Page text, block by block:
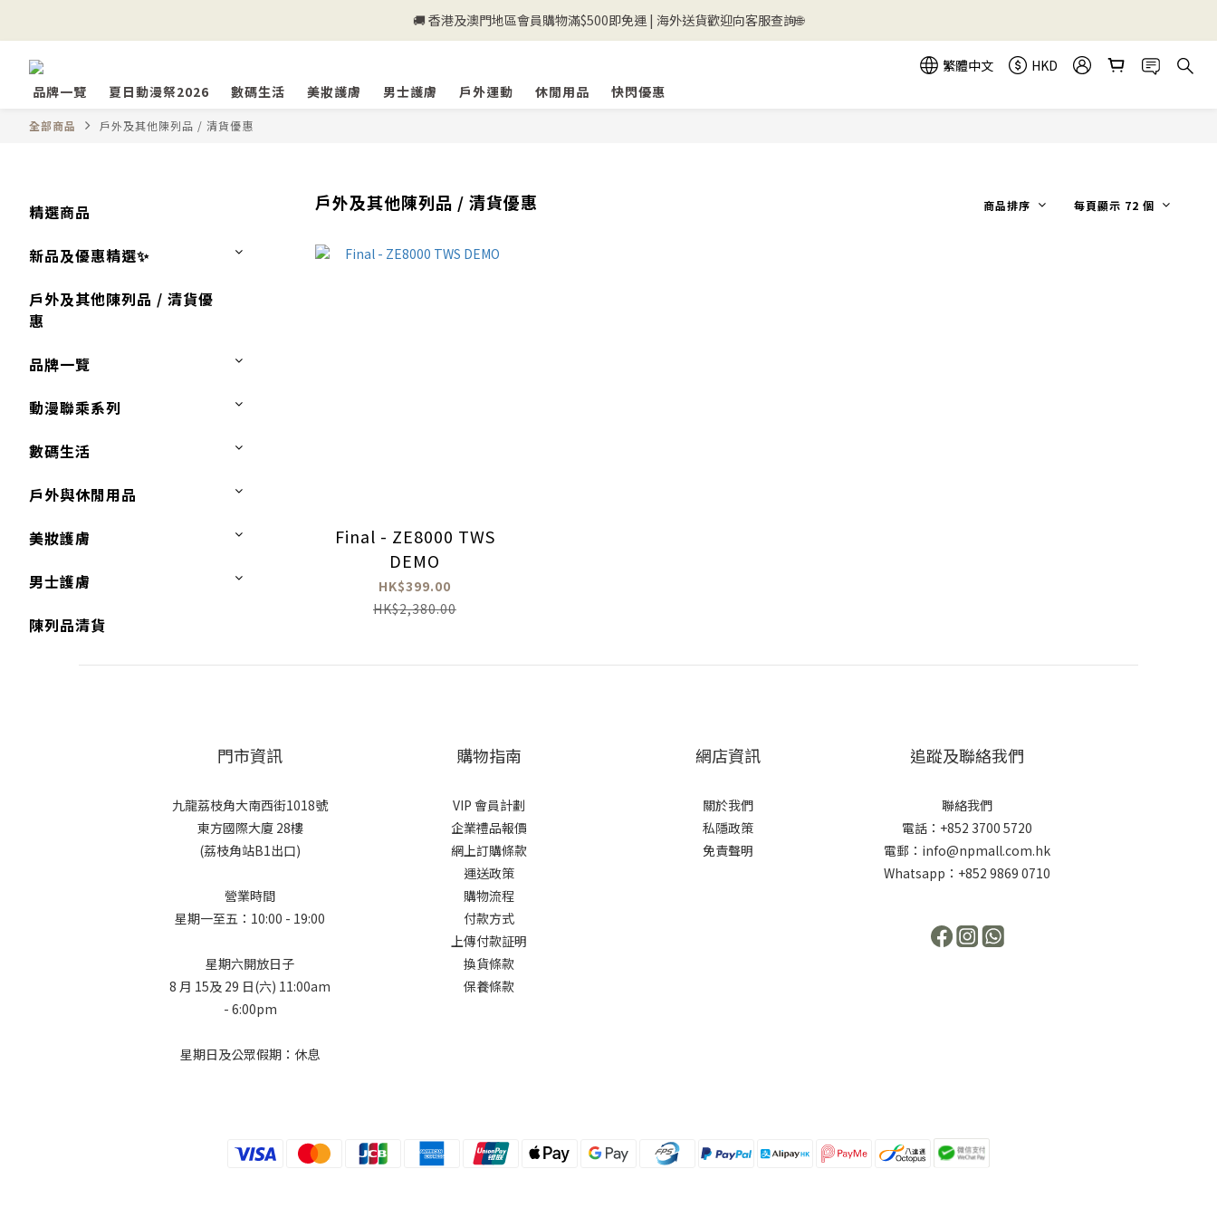
💰新登記會員即送50購物金💰
🚚 香港及澳門地區會員購物滿$500即免運 | 海外送貨歡迎向客服查詢🌐
繁體中文
HKD
品牌一覽
夏日動漫祭2026 數碼生活 美妝護膚 男士護膚 戶外運動 休閒用品 快閃優惠
全部商品 戶外及其他陳列品 / 清貨優惠
精選商品
新品及優惠精選✨
戶外及其他陳列品 / 清貨優
惠
品牌一覽
動漫聯乘系列
數碼生活
戶外與休閒用品
美妝護膚
男士護膚
陳列品清貨
戶外及其他陳列品 / 清貨優惠 商品排序 每頁顯示 72 個
Final - ZE8000 TWS
DEMO
HK$399.00
HK$2,380.00
門市資訊
九龍荔枝角大南西街1018號
東方國際大廈 28樓
(荔枝角站B1出口)
營業時間
星期一至五：10:00 - 19:00
星期六開放日子
8 月 15及 29 日(六) 11:00am
- 6:00pm
星期日及公眾假期：休息
購物指南
VIP 會員計劃
企業禮品報價
網上訂購條款
運送政策
購物流程
付款方式
上傳付款証明
換貨條款
保養條款
網店資訊
關於我們
私隱政策
免責聲明
追蹤及聯絡我們
聯絡我們
電話：+852 3700 5720
電郵：info@npmall.com.hk
Whatsapp：+852 9869 0710